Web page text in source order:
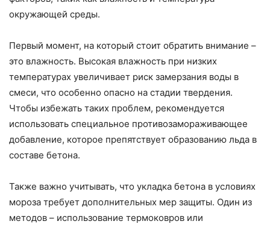
окружающей среды.
Первый момент, на который стоит обратить внимание –
это влажность. Высокая влажность при низких
температурах увеличивает риск замерзания воды в
смеси, что особенно опасно на стадии твердения.
Чтобы избежать таких проблем, рекомендуется
использовать специальное противозамораживающее
добавление, которое препятствует образованию льда в
составе бетона.
Также важно учитывать, что укладка бетона в условиях
мороза требует дополнительных мер защиты. Один из
методов – использование термоковров или